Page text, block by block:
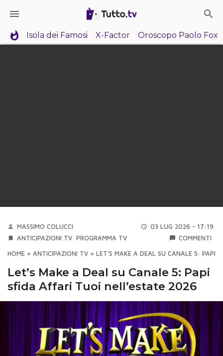
Isola dei Famosi X-Factor Oroscopo Paolo Fox
MASSIMO COLUCCI
03 LUG 2026 - 17:19
ANTICIPAZIONI TV PROGRAMMA TV COMMENTI
HOME » ANTICIPAZIONI TV » LET’S MAKE A DEAL SU CANALE 5: PAPI
Let’s Make a Deal su Canale 5: Papi
sfida Affari Tuoi nell’estate 2026